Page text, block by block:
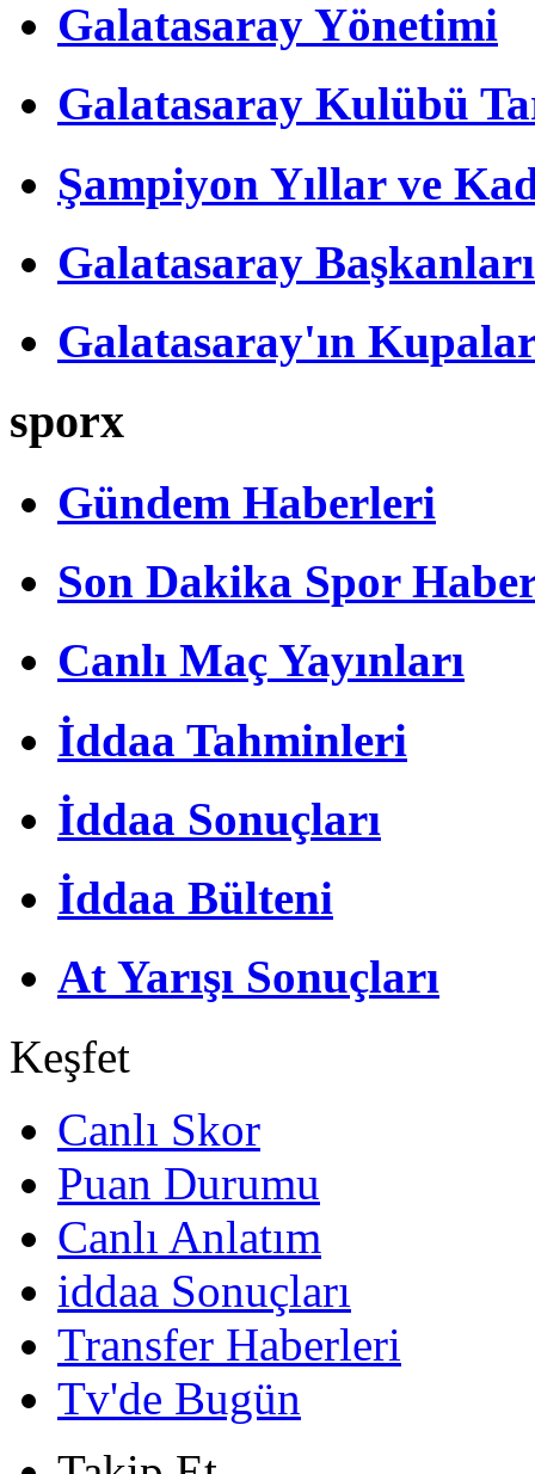
Galatasaray Yönetimi
Galatasaray Kulübü
Şampiyon Yıllar ve
Galatasaray Başkanları
Galatasaray'ın
sporx
Gündem Haberleri
Son Dakika Spor
Canlı Maç Yayınları
İddaa Tahminleri
İddaa Sonuçları
İddaa Bülteni
At Yarışı Sonuçları
Keşfet
Canlı Skor
Puan Durumu
Canlı Anlatım
iddaa Sonuçları
Transfer Haberleri
Tv'de Bugün